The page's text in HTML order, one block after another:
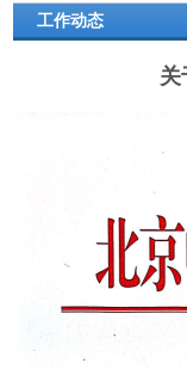
工作动态
关